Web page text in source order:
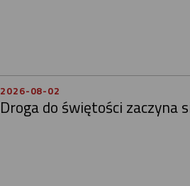
2026-08-02
Droga do świętości zaczyna